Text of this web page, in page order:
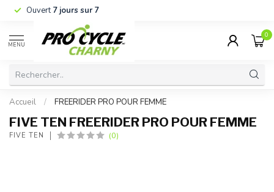
Ouvert7 jours sur 7
MENU
0
Accueil / FREERIDER PRO POUR FEMME
FIVE TEN FREERIDER PRO POUR FEMME
FIVE TEN (0)